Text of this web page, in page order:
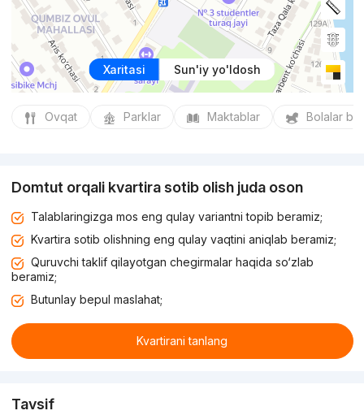
Xaritasi Sun'iy yo'ldosh
Ovqat Parklar Maktablar Bolalar
Domtut orqali kvartira sotib olish juda oson
Talablaringizga mos eng qulay variantni topib beramiz;
Kvartira sotib olishning eng qulay vaqtini aniqlab beramiz;
Quruvchi taklif qilayotgan chegirmalar haqida so‘zlab
beramiz;
Butunlay bepul maslahat;
Kvartirani tanlang
Tavsif